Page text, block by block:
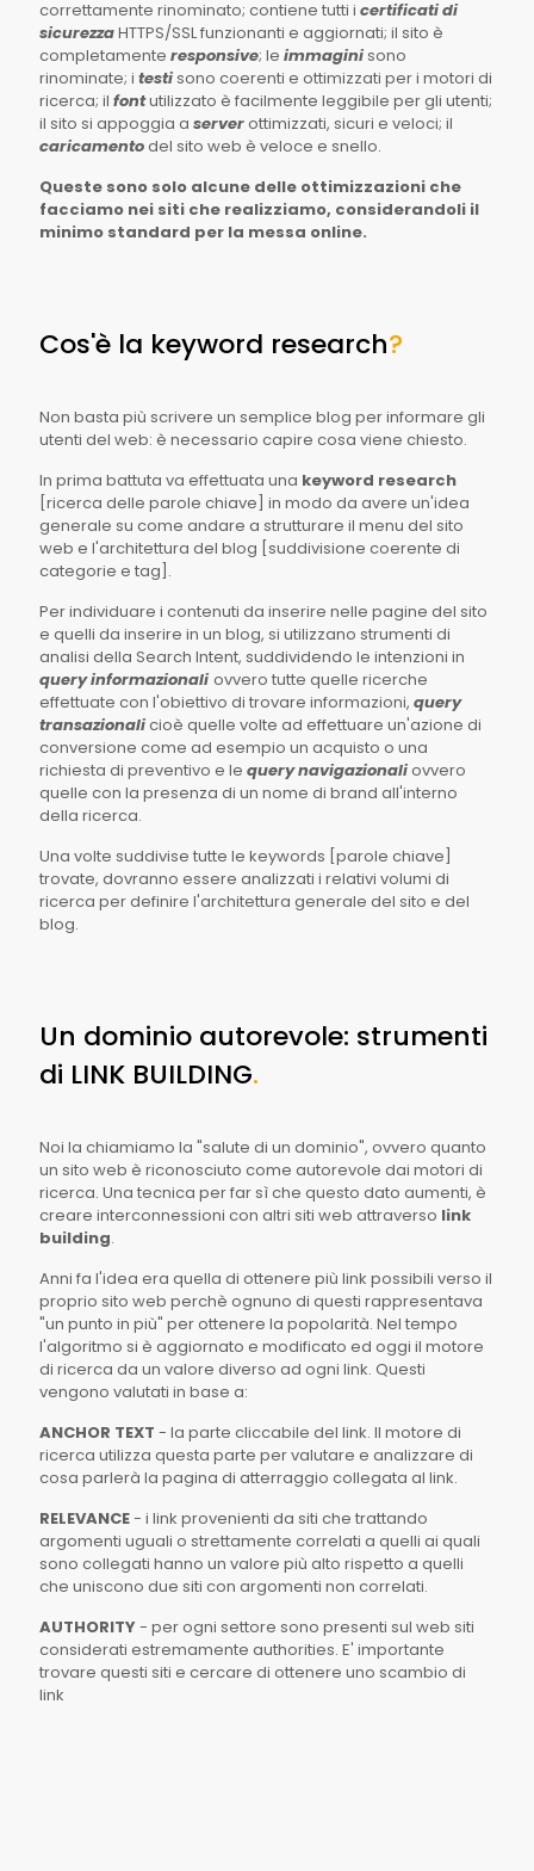
correttamente rinominato; contiene tutti i certificati di
sicurezzaHTTPS/SSL funzionanti e aggiornati; il sito è
completamente responsive; le immagini sono
rinominate; i testi sono coerenti e ottimizzati per i motori di
ricerca; il fontutilizzato è facilmente leggibile per gli utenti;
il sito si appoggia a serverottimizzati, sicuri e veloci; il
caricamentodel sito web è veloce e snello.
Queste sono solo alcune delle ottimizzazioni che
facciamo nei siti che realizziamo, considerandoli il
minimo standard per la messa online.
Cos'è la keyword research?
Non basta più scrivere un semplice blog per informare gli
utenti del web: è necessario capire cosa viene chiesto.
In prima battuta va effettuata una keyword research
[ricerca delle parole chiave] in modo da avere un'idea
generale su come andare a strutturare il menu del sito
web e l'architettura del blog [suddivisione coerente di
categorie e tag].
Per individuare i contenuti da inserire nelle pagine del sito
e quelli da inserire in un blog, si utilizzano strumenti di
analisi della Search Intent, suddividendo le intenzioni in
query informazionali ovvero tutte quelle ricerche
effettuate con l'obiettivo di trovare informazioni, query
transazionalicioè quelle volte ad effettuare un'azione di
conversione come ad esempio un acquisto o una
richiesta di preventivo e le query navigazionaliovvero
quelle con la presenza di un nome di brand all'interno
della ricerca.
Una volte suddivise tutte le keywords [parole chiave]
trovate, dovranno essere analizzati i relativi volumi di
ricerca per definire l'architettura generale del sito e del
blog.
Un dominio autorevole: strumenti
di LINK BUILDING.
Noi la chiamiamo la "salute di un dominio", ovvero quanto
un sito web è riconosciuto come autorevole dai motori di
ricerca. Una tecnica per far sì che questo dato aumenti, è
creare interconnessioni con altri siti web attraverso link
building.
Anni fa l'idea era quella di ottenere più link possibili verso il
proprio sito web perchè ognuno di questi rappresentava
"un punto in più" per ottenere la popolarità. Nel tempo
l'algoritmo si è aggiornato e modificato ed oggi il motore
di ricerca da un valore diverso ad ogni link. Questi
vengono valutati in base a:
ANCHOR TEXT - la parte cliccabile del link. Il motore di
ricerca utilizza questa parte per valutare e analizzare di
cosa parlerà la pagina di atterraggio collegata al link.
RELEVANCE- i link provenienti da siti che trattando
argomenti uguali o strettamente correlati a quelli ai quali
sono collegati hanno un valore più alto rispetto a quelli
che uniscono due siti con argomenti non correlati.
AUTHORITY- per ogni settore sono presenti sul web siti
considerati estremamente authorities. E' importante
trovare questi siti e cercare di ottenere uno scambio di
link